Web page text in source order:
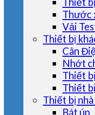
Thước
Vải
Thiết bị
Cân
Nhớt
Thiết
Thiết
Thiết bị
Bát úp